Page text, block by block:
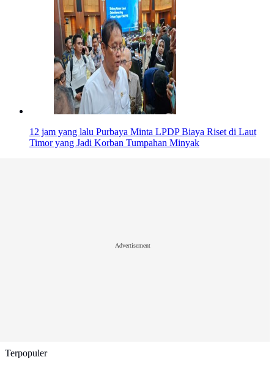
12 jam yang lalu Purbaya Minta LPDP Biaya Riset di Laut
Timor yang Jadi Korban Tumpahan Minyak
Advertisement
Terpopuler